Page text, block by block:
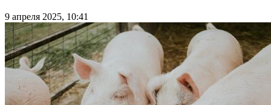
9 апреля 2025, 10:41